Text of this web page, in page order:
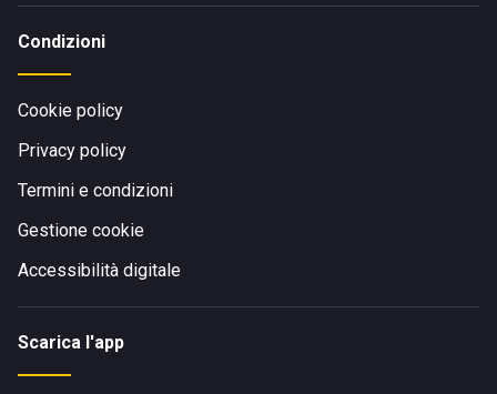
Condizioni
Cookie policy
Privacy policy
Termini e condizioni
Gestione cookie
Accessibilità digitale
Scarica l'app